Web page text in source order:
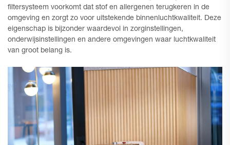
filtersysteem voorkomt dat stof en allergenen terugkeren in de
omgeving en zorgt zo voor uitstekende binnenluchtkwaliteit. Deze
eigenschap is bijzonder waardevol in zorginstellingen,
onderwijsinstellingen en andere omgevingen waar luchtkwaliteit
van groot belang is.